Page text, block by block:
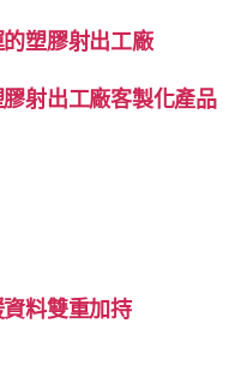
塑膠射出工廠
射出工廠客製化產品
料雙重加持